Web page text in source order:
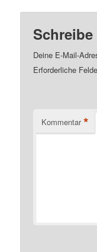
Deine E-Mail-
Erforderliche
Kommentar *